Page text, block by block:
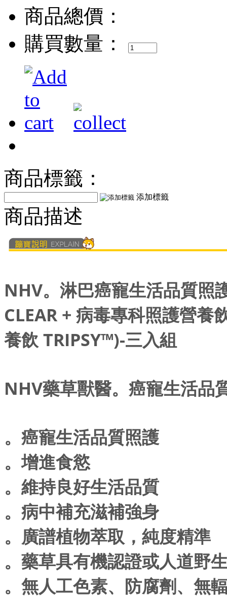
商品總價：
購買數量：
商品標籤：
添加標籤
商品描述
NHV。淋巴癌寵生活品質照
CLEAR + 病毒專科照護營
養飲 TRIPSY™)-三入組
NHV藥草獸醫。癌寵生活品
。癌寵生活品質照護
。增進食慾
。維持良好生活品質
。病中補充滋補強身
。廣譜植物萃取，純度精準
。藥草具有機認證或人道野
。無人工色素、防腐劑、無